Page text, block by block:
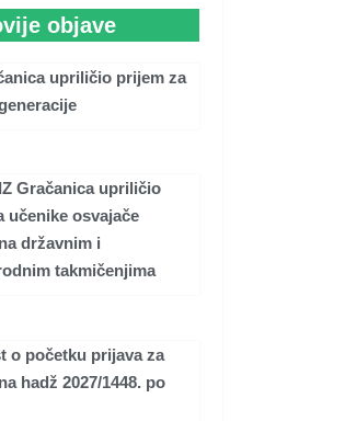
objave
upriličio prijem za
Gračanica upriličio
učenike osvajače
državnim i
takmičenjima
o početku prijava za
hadž 2027/1448. po